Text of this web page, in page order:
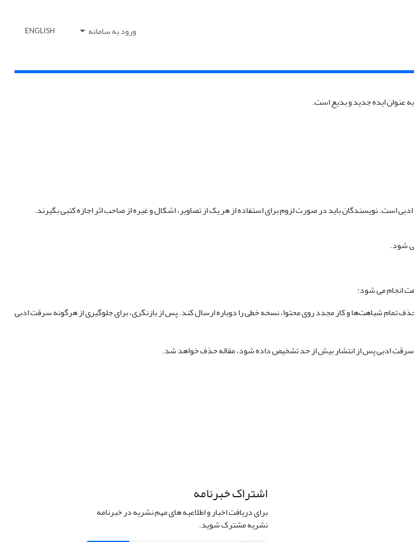
ورود به سامانه ENGLISH
عنوان ایده جدید و بدیع است.
است. نویسندگان باید در صورت لزوم برای استفاده از هر یک از تصاویر، اشکال و غیره از صاحب اثر اجازه کتبی بگیرند.
شود.
انجام می شود:
شباهت‌ها و کار مجدد روی محتوا، نسخه خطی را دوباره ارسال کند. پس از بازنگری، برای جلوگیری از هرگونه سرقت ادبی
ادبی پس از انتشار بیش از حد تشخیص داده شود، مقاله حذف خواهد شد.
اشتراک خبرنامه
برای دریافت اخبار و اطلاعیه های مهم نشریه در خبرنامه
نشریه مشترک شوید.